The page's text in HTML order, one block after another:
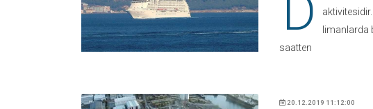
limanlarda
saatten
20.12.2019 11:12:00